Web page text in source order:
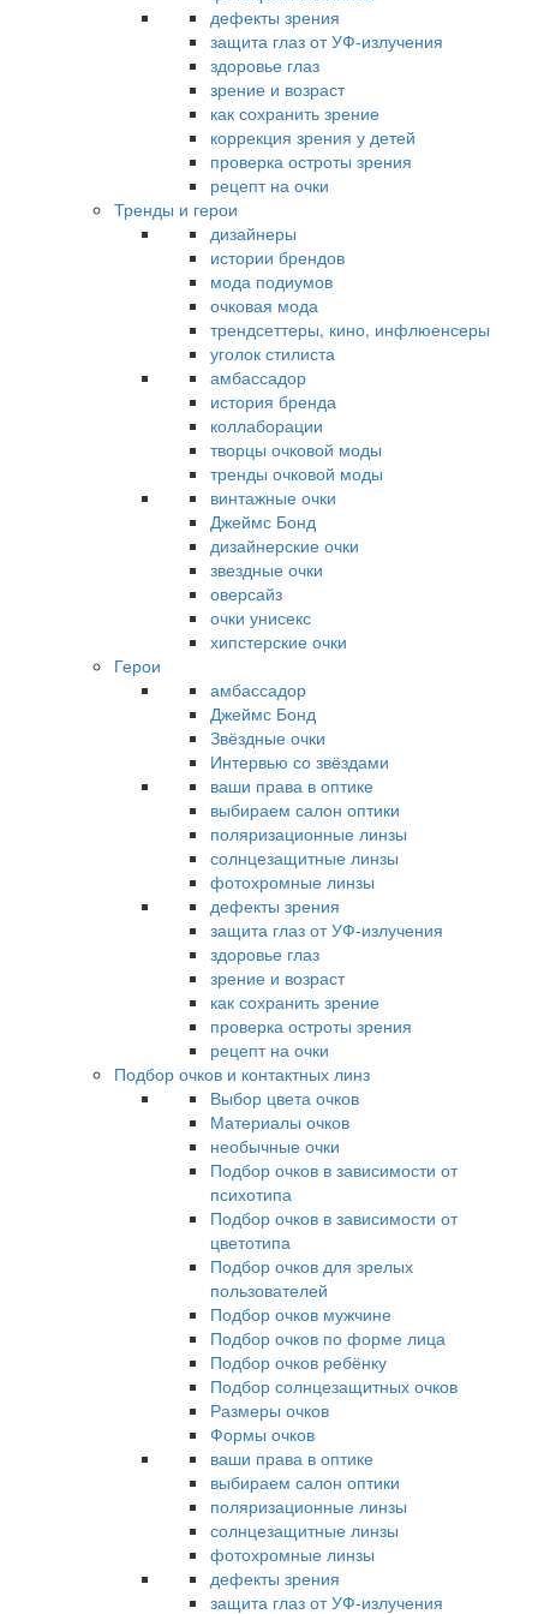
дефекты зрения
защита глаз от УФ-излучения
здоровье глаз
зрение и возраст
как сохранить зрение
коррекция зрения у детей
проверка остроты зрения
рецепт на очки
Тренды и герои
дизайнеры
истории брендов
мода подиумов
очковая мода
трендсеттеры, кино, инфлюенсеры
уголок стилиста
амбассадор
история бренда
коллаборации
творцы очковой моды
тренды очковой моды
винтажные очки
Джеймс Бонд
дизайнерские очки
звездные очки
оверсайз
очки унисекс
хипстерские очки
Герои
амбассадор
Джеймс Бонд
Звёздные очки
Интервью со звёздами
ваши права в оптике
выбираем салон оптики
поляризационные линзы
солнцезащитные линзы
фотохромные линзы
дефекты зрения
защита глаз от УФ-излучения
здоровье глаз
зрение и возраст
как сохранить зрение
проверка остроты зрения
рецепт на очки
Подбор очков и контактных линз
Выбор цвета очков
Материалы очков
необычные очки
Подбор очков в зависимости от
психотипа
Подбор очков в зависимости от
цветотипа
Подбор очков для зрелых
пользователей
Подбор очков мужчине
Подбор очков по форме лица
Подбор очков ребёнку
Подбор солнцезащитных очков
Размеры очков
Формы очков
ваши права в оптике
выбираем салон оптики
поляризационные линзы
солнцезащитные линзы
фотохромные линзы
дефекты зрения
защита глаз от УФ-излучения